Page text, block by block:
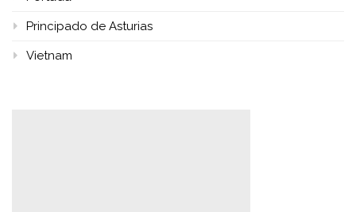
Principado de Asturias
Vietnam